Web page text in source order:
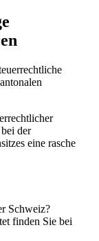
der
eine rasche
Schweiz?
finden Sie bei